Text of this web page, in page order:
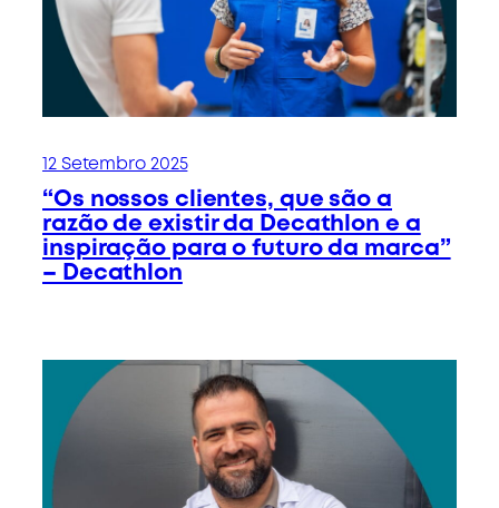
12 Setembro 2025
“Os nossos clientes, que são a
razão de existir da Decathlon e a
inspiração para o futuro da marca”
– Decathlon